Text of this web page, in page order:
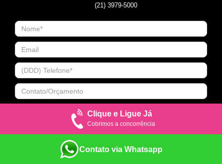
(21) 3979-5000
Clique e Ligue Já
Cobrimos a concorrência
Contato via Whatsapp